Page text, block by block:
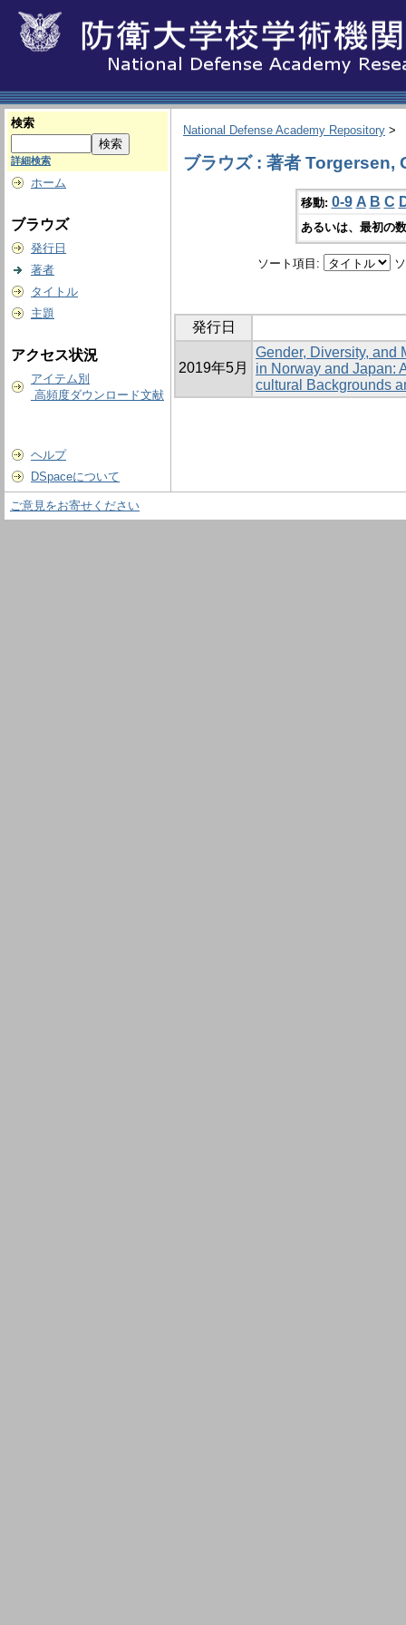
検索
詳細検索
ホーム
ブラウズ
発行日
著者
タイトル
主題
アクセス状況
アイテム別
高頻度ダウンロード文献
ヘルプ
DSpaceについて
National Defense Academy Repository >
ブラウズ : 著者 Torgersen,
移動: 0-9 A B C
あるいは、最初の
ソート項目:
発行日
2019年5月
Gender, Diversity, and
in Norway and Japan:
cultural Backgrounds
ご意見をお寄せください